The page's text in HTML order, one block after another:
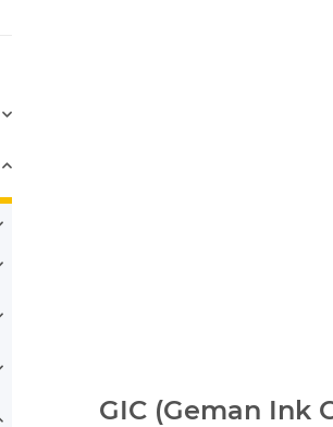
GIC (Geman Ink